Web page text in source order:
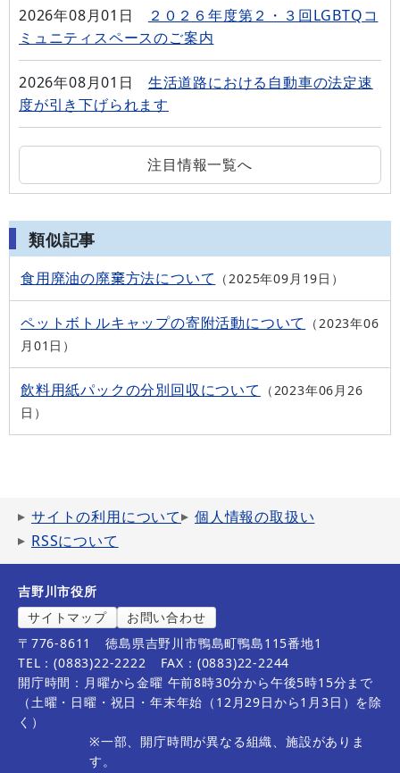
2026年08月01日
２０２６年度第２・３回LGBTQコ
ミュニティスペースのご案内
2026年08月01日
生活道路における自動車の法定速
度が引き下げられます
注目情報一覧へ
類似記事
食用廃油の廃棄方法について 2025年09月19日
ペットボトルキャップの寄附活動について
2023年06
月01日
飲料用紙パックの分別回収について
2023年06月26
日
サイトの利用について
個人情報の取扱い
RSSについて
吉野川市役所
サイトマップ
お問い合わせ
〒776-8611
徳島県吉野川市鴨島町鴨島115番地1
TEL：(0883)22-2222
FAX：(0883)22-2244
開庁時間：月曜から金曜 午前8時30分から午後5時15分まで
（土曜・日曜・祝日・年末年始（12月29日から1月3日）を除
く）
※一部、開庁時間が異なる組織、施設がありま
す。